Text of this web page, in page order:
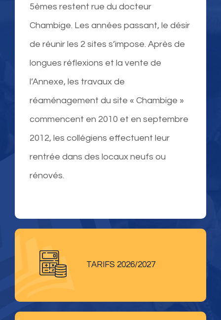
5èmes restent rue du docteur
Chambige. Les années passant, le désir
de réunir les 2 sites s’impose. Après de
longues réflexions et la vente de
l’Annexe, les travaux de
réaménagement du site « Chambige »
commencent en 2010 et en septembre
2012, les collégiens effectuent leur
rentrée dans des locaux neufs ou
rénovés.
TARIFS 2026/2027